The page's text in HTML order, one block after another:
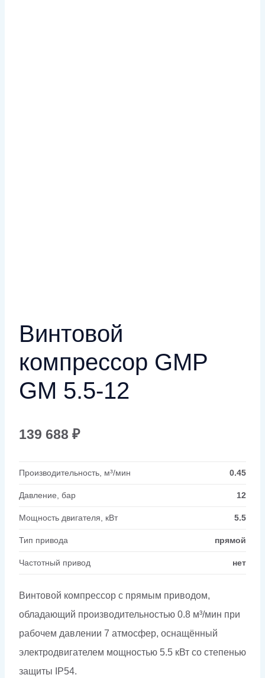
Винтовой
компрессор GMP
GM 5.5-12
139 688 ₽
Производительность, м³/мин 0.45
Давление, бар 12
Мощность двигателя, кВт 5.5
Тип привода прямой
Частотный привод нет
Винтовой компрессор с прямым приводом,
обладающий производительностью 0.8 м³/мин при
рабочем давлении 7 атмосфер, оснащённый
электродвигателем мощностью 5.5 кВт со степенью
защиты IP54.